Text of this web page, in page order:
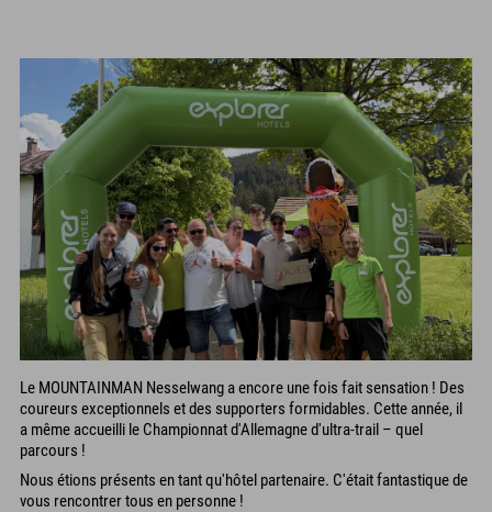
Le MOUNTAINMAN Nesselwang a encore une fois fait sensation ! Des
coureurs exceptionnels et des supporters formidables. Cette année, il
a même accueilli le Championnat d'Allemagne d'ultra-trail – quel
parcours !
Nous étions présents en tant qu'hôtel partenaire. C'était fantastique de
vous rencontrer tous en personne !